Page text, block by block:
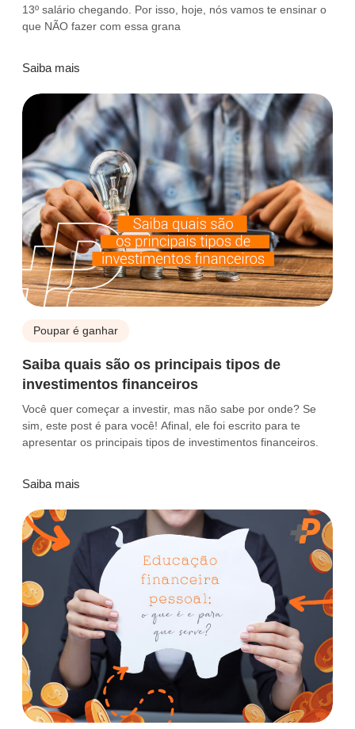
13º salário chegando. Por isso, hoje, nós vamos te ensinar o
que NÃO fazer com essa grana
Saiba mais
Poupar é ganhar
Saiba quais são os principais tipos de
investimentos financeiros
Você quer começar a investir, mas não sabe por onde?‎ Se
sim, este post é para você! Afinal, ele foi escrito para te
apresentar os principais tipos de investimentos financeiros.
Saiba mais